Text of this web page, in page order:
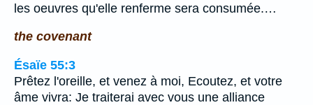
les oeuvres qu'elle renferme sera consumée.…
the covenant
Ésaïe 55:3
Prêtez l'oreille, et venez à moi, Ecoutez, et votre
âme vivra: Je traiterai avec vous une alliance